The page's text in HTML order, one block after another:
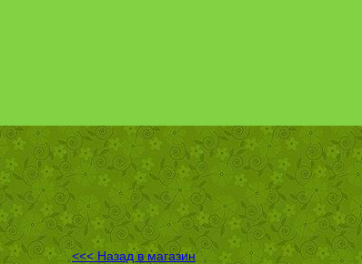
<<< Назад в магазин